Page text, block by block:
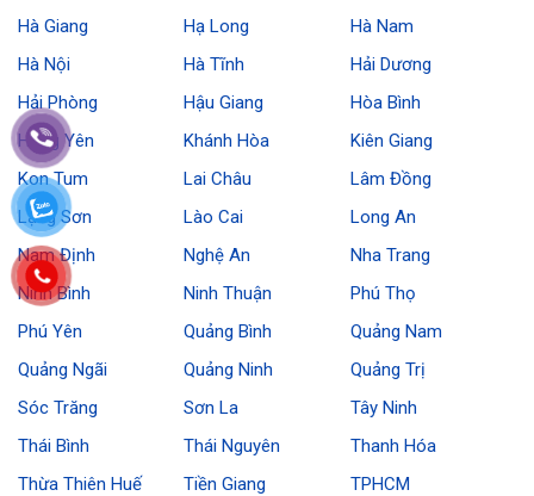
Hà Giang
Hạ Long
Hà Nam
Hà Nội
Hà Tĩnh
Hải Dương
Hải Phòng
Hậu Giang
Hòa Bình
Hưng Yên
Khánh Hòa
Kiên Giang
Kon Tum
Lai Châu
Lâm Đồng
Lạng Sơn
Lào Cai
Long An
Nam Định
Nghệ An
Nha Trang
Ninh Bình
Ninh Thuận
Phú Thọ
Phú Yên
Quảng Bình
Quảng Nam
Quảng Ngãi
Quảng Ninh
Quảng Trị
Sóc Trăng
Sơn La
Tây Ninh
Thái Bình
Thái Nguyên
Thanh Hóa
Thừa Thiên Huế
Tiền Giang
TPHCM